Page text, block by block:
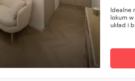
Idealne
lokum
układ i